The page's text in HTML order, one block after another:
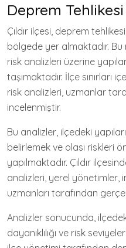
Deprem
Çıldır ilçesi, deprem
bölgede yer almaktadır.
risk analizleri üzerine
taşımaktadır. İlçe sınırları
risk analizleri, uzmanlar
incelenmiştir.
Bu analizler, ilçedeki
belirlemek ve olası riskleri
yapılmaktadır. Çıldır
analizleri, yerel yönetimler,
uzmanları tarafından
Analizler sonucunda,
dayanıklılığı ve risk